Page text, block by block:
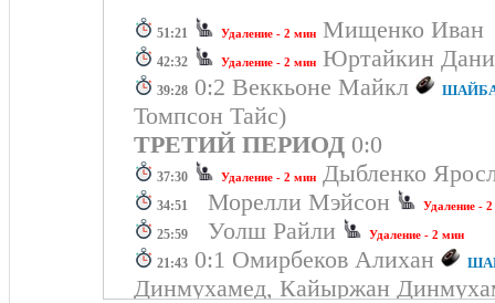
51:21 Удаление - 2 мин Мищенко
42:32 Удаление - 2 мин Юртайкин
39:28 0:2 Веккьоне Майкл
Томпсон Тайс)
ТРЕТИЙ ПЕРИОД 0:0
37:30 Удаление - 2 мин Дыбленко
34:51 Морелли Мэйсон Удаление -
25:59 Уолш Райли Удаление - 2 мин
21:43 0:1 Омирбеков Алихан
Динмухамед, Кайыржан